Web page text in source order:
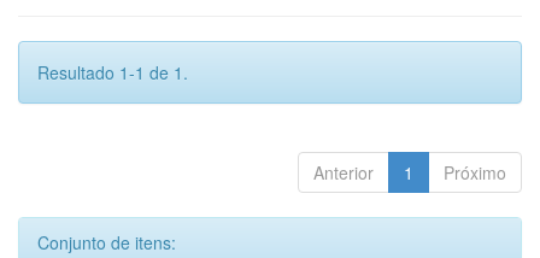
Resultado 1-1 de 1.
Anterior 1 Próximo
Conjunto de itens: